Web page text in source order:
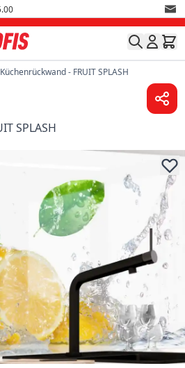
Küchenrückwand - FRUIT SPLASH
SPLASH